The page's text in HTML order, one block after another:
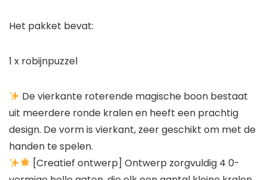
Het pakket bevat:
1 x robijnpuzzel
De vierkante roterende magische boon bestaat
uit meerdere ronde kralen en heeft een prachtig
design. De vorm is vierkant, zeer geschikt om met de
handen te spelen.
[Creatief ontwerp] Ontwerp zorgvuldig 4 0-